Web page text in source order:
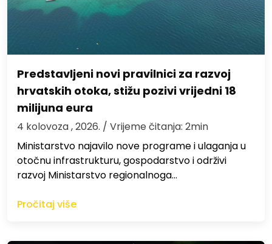
Predstavljeni novi pravilnici za razvoj
hrvatskih otoka, stižu pozivi vrijedni 18
milijuna eura
4 kolovoza , 2026. / Vrijeme čitanja: 2min
Ministarstvo najavilo nove programe i ulaganja u
otočnu infrastrukturu, gospodarstvo i održivi
razvoj Ministarstvo regionalnoga…
Pročitaj više